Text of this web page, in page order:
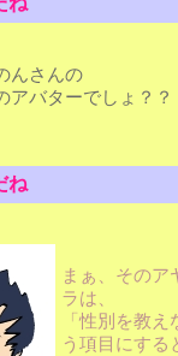
んさんの
アバターでしょ？？
ね
まぁ、そのア
ラは、
「性別を教
う項目にする